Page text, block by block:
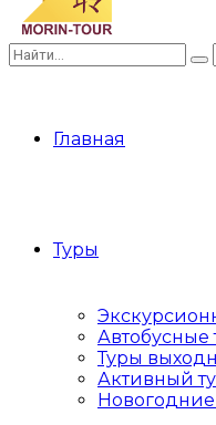
Главная
Туры
Автобусные
Туры
Активный
Новогодние